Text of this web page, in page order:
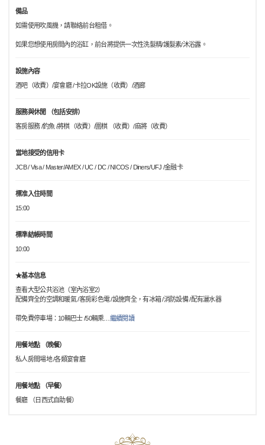
備品
如需使用吹風機，請聯絡前台租借。
如果您想使用房間內的浴缸，前台將提供一次性洗髮精/護髮素/沐浴露。
設施內容
酒吧（收費）/宴會廳 /卡拉OK設施（收費）/酒廊
服務與休閒 （包括安排）
客房服務 /釣魚 /將棋（收費）/圍棋 （收費）/麻將（收費）
當地接受的信用卡
JCB / Visa / Master/AMEX / UC / DC / NICOS / Diners/UFJ /金融卡
標准入住時間
15:00
標準結帳時間
10:00
★基本信息
查看大型公共浴池（室內浴室2）
配備齊全的空調和暖氣 /客房彩色電 /設施齊全，有冰箱 /消防設備 /配有灑水器
帶免費停車場：10輛巴士 /50輛乘… 繼續閱讀
用餐地點 （晚餐）
私人房間場地 /各類宴會廳
用餐地點 （早餐）
餐廳 （日西式自助餐）